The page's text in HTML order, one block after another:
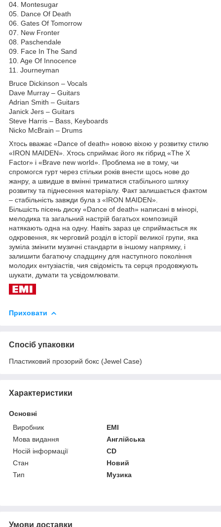
04. Montesugar
05. Dance Of Death
06. Gates Of Tomorrow
07. New Fronter
08. Paschendale
09. Face In The Sand
10. Age Of Innocence
11. Journeyman
Bruce Dickinson – Vocals
Dave Murray – Guitars
Adrian Smith – Guitars
Janick Jers – Guitars
Steve Harris – Bass, Keyboards
Nicko McBrain – Drums
Хтось вважає «Dance of death» новою віхою у розвитку стилю
«IRON MAIDEN». Хтось сприймає його як гібрид «The X
Factor» і «Brave new world». Проблема не в тому, чи
спромогся гурт через стільки років внести щось нове до
жанру, а швидше в вмінні триматися стабільного шляху
розвитку та піднесення матеріалу. Факт залишається фактом
– стабільність завжди була з «IRON MAIDEN».
Більшість пісень диску «Dance of death» написані в мінорі,
мелодика та загальний настрій багатьох композицій
натякають одна на одну. Навіть зараз це сприймається як
одкровення, як черговий розділ в історії великої групи, яка
зуміла змінити музичні стандарти в іншому напрямку, і
залишити багатючу спадщину для наступного покоління
молодих ентузіастів, чия свідомість та серця продовжують
шукати, думати та усвідомлювати.
Приховати
Спосіб упаковки
Пластиковий прозорий бокс (Jewel Case)
Характеристики
Основні
Виробник
ЕМІ
Мова видання
Англійська
Носій інформації
CD
Стан
Новий
Тип
Музика
Умови доставки